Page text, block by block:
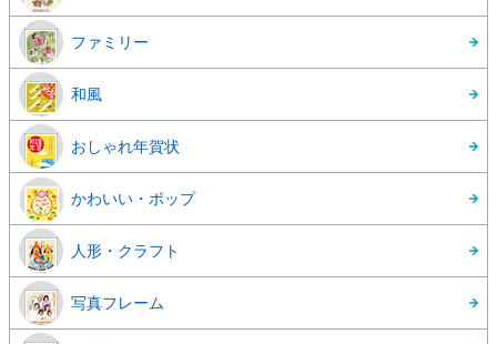
ファミリー
和風
おしゃれ年賀状
かわいい・ポップ
人形・クラフト
写真フレーム